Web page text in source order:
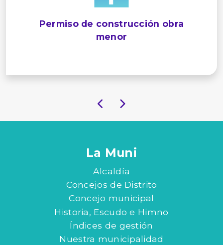
Permiso de construcción obra
menor
La Muni
Alcaldía
Concejos de Distrito
Concejo municipal
Historia, Escudo e Himno
Índices de gestión
Nuestra municipalidad